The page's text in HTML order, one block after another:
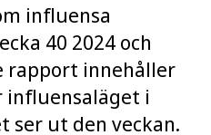
influensa
40 2024 och
rapport innehåller
i
ser ut den veckan.